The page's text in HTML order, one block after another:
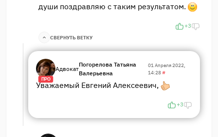
души поздравляю с таким результатом.
+3
СВЕРНУТЬ ВЕТКУ
ПРО
Адвокат
Погорелова Татьяна
Валерьевна
01 Апреля 2022,
14:28#
Уважаемый Евгений Алексеевич,
+3